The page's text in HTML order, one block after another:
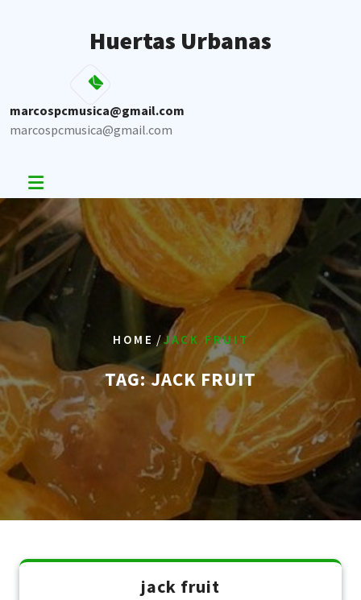
Huertas Urbanas
marcospcmusica@gmail.com
marcospcmusica@gmail.com
HOME /JACK FRUIT
TAG:JACK FRUIT
jack fruit